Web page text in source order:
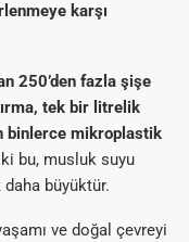
karşı
250’den fazla şişe
tek bir litrelik
binlerce mikroplastik
ki bu, musluk suyu
büyüktür.
ve doğal çevreyi